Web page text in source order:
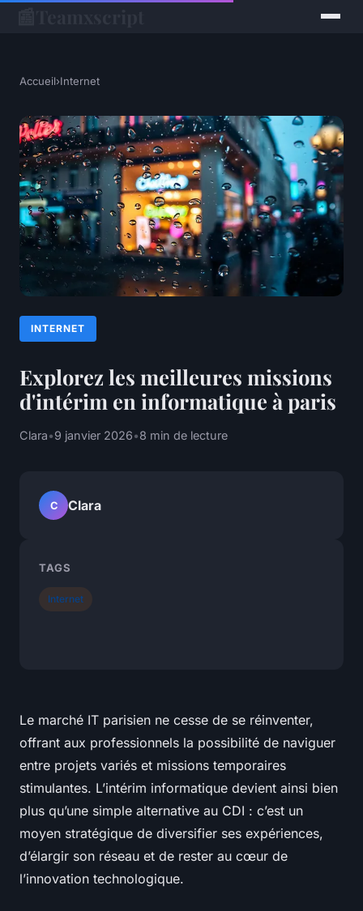
Accueil›Internet
INTERNET
Explorez les meilleures missions
d'intérim en informatique à paris
Clara•9 janvier 2026•8 min de lecture
Le marché IT parisien ne cesse de se réinventer,
offrant aux professionnels la possibilité de naviguer
entre projets variés et missions temporaires
stimulantes. L’intérim informatique devient ainsi bien
plus qu’une simple alternative au CDI : c’est un
moyen stratégique de diversifier ses expériences,
d’élargir son réseau et de rester au cœur de
l’innovation technologique.
C Clara
TAGS
Internet